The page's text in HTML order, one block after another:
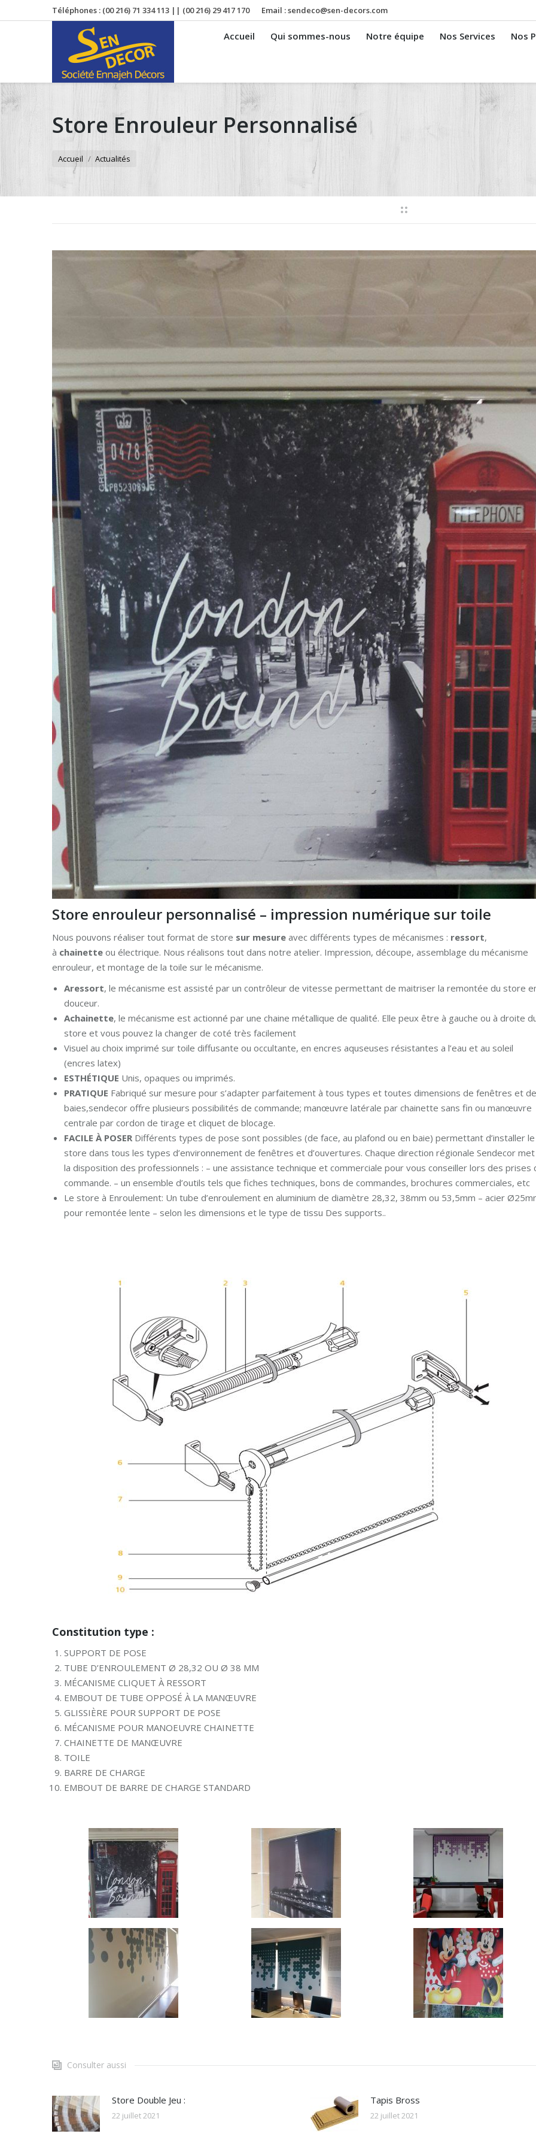
Téléphones : (00 216) 71 334 113 || (00 216) 29 417 170 Email :sendeco@sen-decors.com
Accueil Qui sommes-nous Notre équipe Nos Services Nos
Store Enrouleur Personnalisé
Accueil Actualités
Store enrouleur personnalisé – impression numérique sur toile
Nous pouvons réaliser tout format de store sur mesure avec différents types de mécanismes : ressort,
à chainette ou électrique. Nous réalisons tout dans notre atelier. Impression, découpe, assemblage du mécanisme
enrouleur, et montage de la toile sur le mécanisme.
Aressort, le mécanisme est assisté par un contrôleur de vitesse permettant de maitriser la remontée du store
douceur.
Achainette, le mécanisme est actionné par une chaine métallique de qualité. Elle peux être à gauche ou à droite
store et vous pouvez la changer de coté très facilement
Visuel au choix imprimé sur toile diffusante ou occultante, en encres aquseuses résistantes a l’eau et au soleil
(encres latex)
ESTHÉTIQUE Unis, opaques ou imprimés.
PRATIQUE Fabriqué sur mesure pour s’adapter parfaitement à tous types et toutes dimensions de fenêtres et de
baies,sendecor offre plusieurs possibilités de commande; manœuvre latérale par chainette sans fin ou manœuvre
centrale par cordon de tirage et cliquet de blocage.
FACILE À POSER Différents types de pose sont possibles (de face, au plafond ou en baie) permettant d’installer le
store dans tous les types d’environnement de fenêtres et d’ouvertures. Chaque direction régionale Sendecor met
la disposition des professionnels : – une assistance technique et commerciale pour vous conseiller lors des prises
commande. – un ensemble d’outils tels que fiches techniques, bons de commandes, brochures commerciales, etc
Le store à Enroulement: Un tube d’enroulement en aluminium de diamètre 28,32, 38mm ou 53,5mm – acier
pour remontée lente – selon les dimensions et le type de tissu Des supports..
Constitution type :
SUPPORT DE POSE
TUBE D’ENROULEMENT Ø 28,32 OU Ø 38 MM
MÉCANISME CLIQUET À RESSORT
EMBOUT DE TUBE OPPOSÉ À LA MANŒUVRE
GLISSIÈRE POUR SUPPORT DE POSE
MÉCANISME POUR MANOEUVRE CHAINETTE
CHAINETTE DE MANŒUVRE
TOILE
BARRE DE CHARGE
EMBOUT DE BARRE DE CHARGE STANDARD
Consulter aussi
Store Double Jeu :
22 juillet 2021
Tapis Bross
22 juillet 2021